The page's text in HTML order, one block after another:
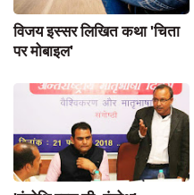
विजय इस्सर लिखित कथा 'चिता
पर मोबाइल'